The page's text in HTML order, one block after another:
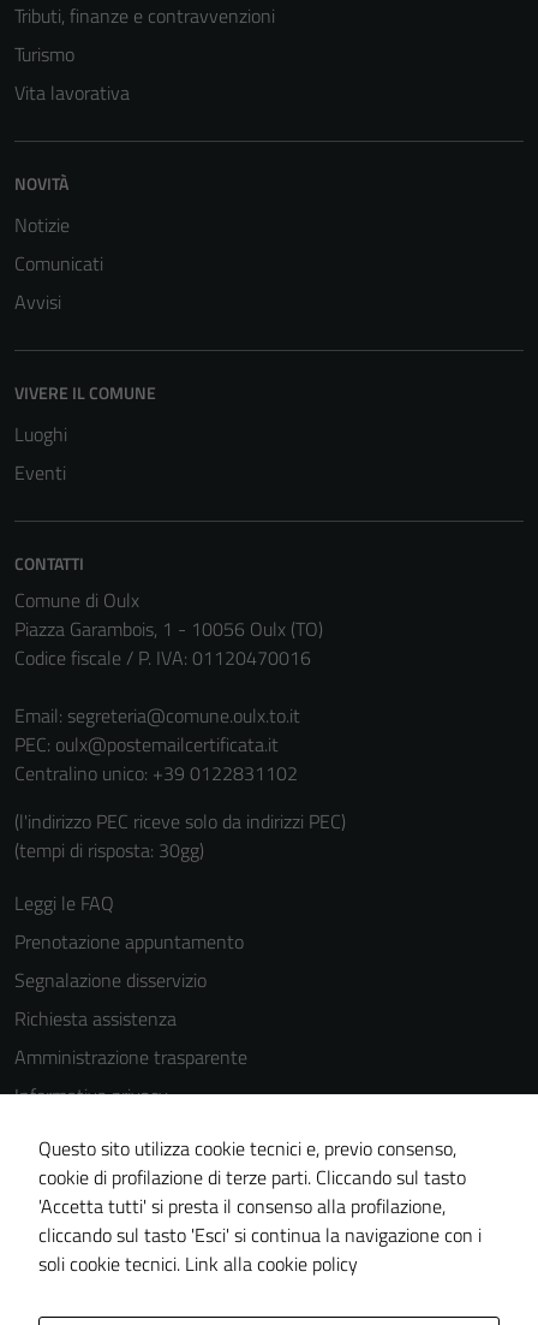
Tributi, finanze e contravvenzioni
Turismo
Vita lavorativa
NOVITÀ
Notizie
Comunicati
Avvisi
VIVERE IL COMUNE
Luoghi
Eventi
CONTATTI
Comune di Oulx
Piazza Garambois, 1 - 10056 Oulx (TO)
Codice fiscale / P. IVA: 01120470016
Email: segreteria@comune.oulx.to.it
PEC: oulx@postemailcertificata.it
Centralino unico: +39 0122831102
(l'indirizzo PEC riceve solo da indirizzi PEC)
(tempi di risposta: 30gg)
Leggi le FAQ
Prenotazione appuntamento
Segnalazione disservizio
Richiesta assistenza
Amministrazione trasparente
Informativa privacy
Cookie Policy
Note legali
Dichiarazione di accessibilità
Piano di miglioramento del sito
Questo sito utilizza cookie tecnici e, previo consenso,
cookie di profilazione di terze parti. Cliccando sul tasto
'Accetta tutti' si presta il consenso alla profilazione,
cliccando sul tasto 'Esci' si continua la navigazione con i
soli cookie tecnici. Link alla cookie policy
Questi cookie